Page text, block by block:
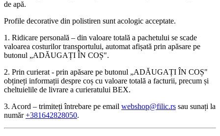
de apă.
Profile decorative din polistiren sunt acologic acceptate.
1. Ridicare personală – din valoare totală a pachetului se scade
valoarea costurilor transportului, automat afișată prin apăsare pe
butonul „ADĂUGAȚI ÎN COȘ".
2. Prin curierat - prin apăsare pe butonul „ADĂUGAȚI ÎN COȘ"
obțineți informații despre coș cu valoare totală a facturii, precum și
cheltuielile de livrare a curieratului BEX.
3. Acord – trimiteți întrebare pe email webshop@filic.rs sau sunați la
număr+381642828050.